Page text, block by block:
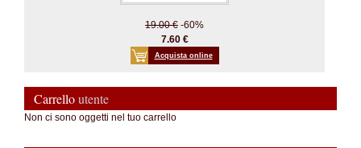
19.00 € -60%
7.60 €
Acquista online
Carrelloutente
Non ci sono oggetti nel tuo carrello